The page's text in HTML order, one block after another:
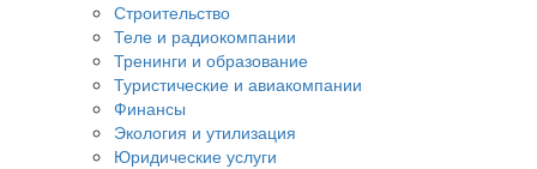
Строительство
Теле и радиокомпании
Тренинги и образование
Туристические и авиакомпании
Финансы
Экология и утилизация
Юридические услуги